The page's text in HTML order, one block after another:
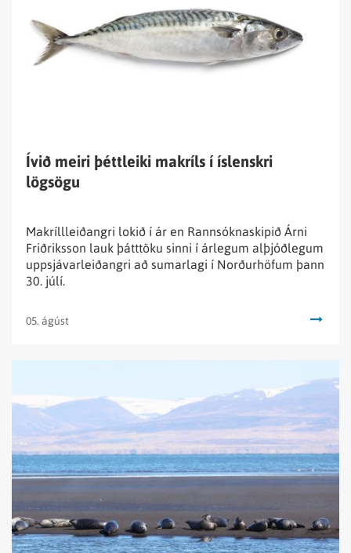
05. ágúst
Ívið meiri þéttleiki makríls í íslenskri
lögsögu
Makríllleiðangri lokið í ár en Rannsóknaskipið Árni
Friðriksson lauk þátttöku sinni í árlegum alþjóðlegum
uppsjávarleiðangri að sumarlagi í Norðurhöfum þann
30. júlí.
þéttleiki
makríls
Stofnmat
á
landsel
að
með
drónum